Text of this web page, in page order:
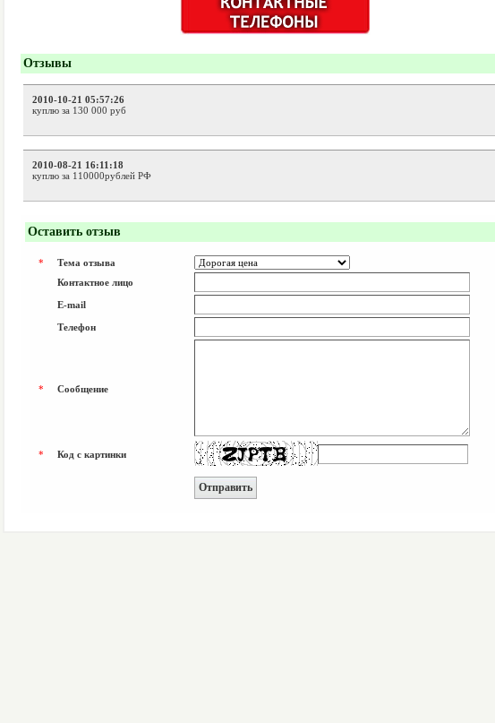
Отзывы
2010-10-21 05:57:26
куплю за 130 000 руб
2010-08-21 16:11:18
куплю за 110000рублей РФ
Оставить отзыв
*
Тема отзыва
Контактное лицо
E-mail
Телефон
* Сообщение
* Код с картинки